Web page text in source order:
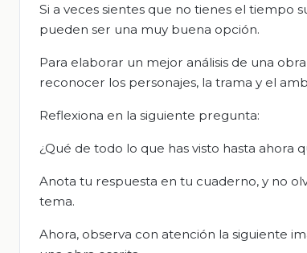
Si a veces sientes que no tienes el tiempo
pueden ser una muy buena opción.
Para elaborar un mejor análisis de una
reconocer los personajes, la trama y el
Reflexiona en la siguiente pregunta:
¿Qué de todo lo que has visto hasta ahora
Anota tu respuesta en tu cuaderno, y no
tema.
Ahora, observa con atención la siguiente